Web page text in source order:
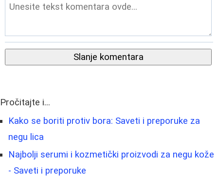
Slanje komentara
Pročitajte i...
Kako se boriti protiv bora: Saveti i preporuke za
negu lica
Najbolji serumi i kozmetički proizvodi za negu kože
- Saveti i preporuke